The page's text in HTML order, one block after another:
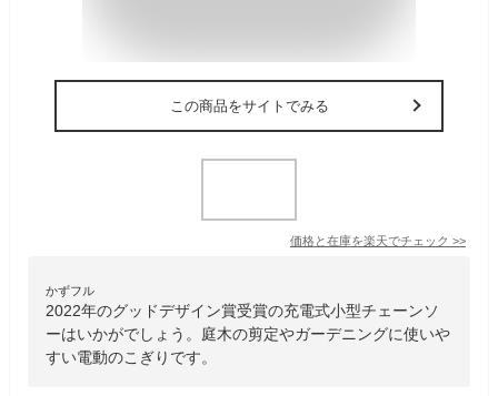
この商品をサイトでみる
価格と在庫を楽天でチェック >>
かずフル
2022年のグッドデザイン賞受賞の充電式小型チェーンソ
ーはいかがでしょう。庭木の剪定やガーデニングに使いや
すい電動のこぎりです。